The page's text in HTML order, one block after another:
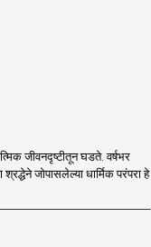
जीवनदृष्टीतून घडते. वर्षभर
जोपासलेल्या धार्मिक परंपरा हे